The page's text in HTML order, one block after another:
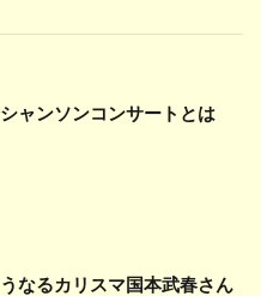
シャンソンコンサートとは
うなるカリスマ国本武春さん